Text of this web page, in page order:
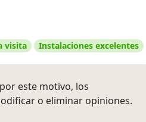
visita Instalaciones excelentes
este motivo, los
o eliminar opiniones.